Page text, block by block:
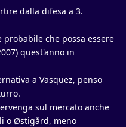
dalla difesa a 3.
probabile che possa essere
quest'anno in
a Vasquez, penso
sul mercato anche
o Østigård, meno